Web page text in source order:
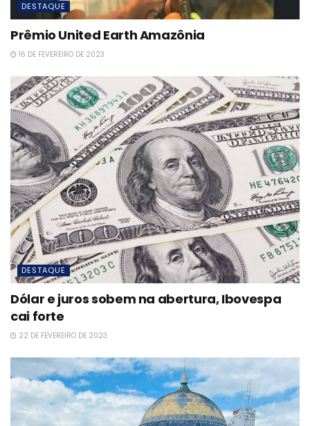
DESTAQUE
Prêmio United Earth Amazônia
16 DE FEVEREIRO DE 2023
DESTAQUE
Dólar e juros sobem na abertura, Ibovespa
cai forte
22 DE FEVEREIRO DE 2023